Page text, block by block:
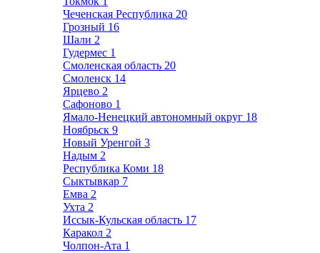
Чеченская Республика 20
Грозный 16
Шали 2
Гудермес 1
Смоленская область 20
Смоленск 14
Ярцево 2
Сафоново 1
Ямало-Ненецкий автономный округ 18
Ноябрьск 9
Новый Уренгой 3
Надым 2
Республика Коми 18
Сыктывкар 7
Емва 2
Ухта 2
Иссык-Кульская область 17
Каракол 2
Чолпон-Ата 1